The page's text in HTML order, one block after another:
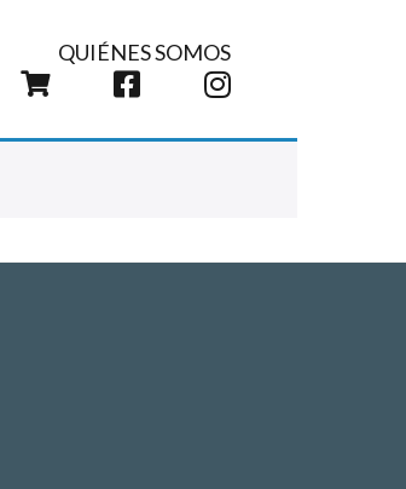
QUIÉNES SOMOS
CARRITO FACEBOOKINSTAGRAM